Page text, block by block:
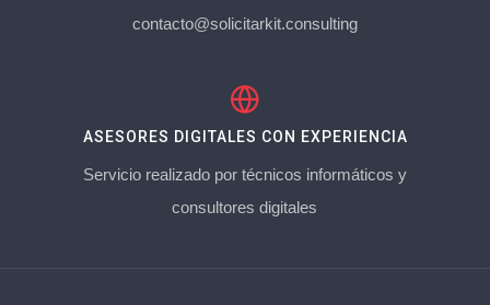
contacto@solicitarkit.consulting
ASESORES DIGITALES CON EXPERIENCIA
Servicio realizado por técnicos informáticos y
consultores digitales